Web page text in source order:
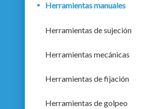
Herramientas manuales
Herramientas de sujeción
Herramientas mecánicas
Herramientas de fijación
Herramientas de golpeo